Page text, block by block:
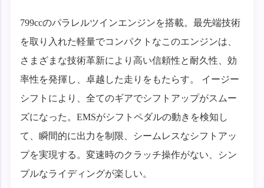
799ccのパラレルツインエンジンを搭載。最先端技術
を取り入れた軽量でコンパクトなこのエンジンは、
さまざまな技術革新により高い信頼性と耐久性、効
率性を発揮し、卓越した走りをもたらす。 イージー
シフトにより、全てのギアでシフトアップがスムー
ズになった。EMSがシフトペダルの動きを検知し
て、瞬間的に出力を制限、シームレスなシフトアッ
プを実現する。変速時のクラッチ操作がない、シン
プルなライディングが楽しい。